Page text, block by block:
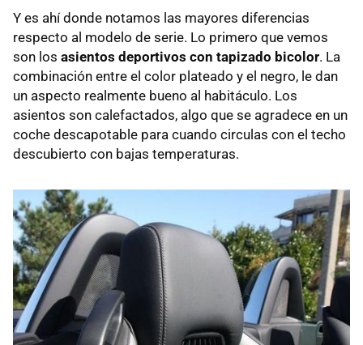
Y es ahí donde notamos las mayores diferencias
respecto al modelo de serie. Lo primero que vemos
son los asientos deportivos con tapizado bicolor. La
combinación entre el color plateado y el negro, le dan
un aspecto realmente bueno al habitáculo. Los
asientos son calefactados, algo que se agradece en un
coche descapotable para cuando circulas con el techo
descubierto con bajas temperaturas.